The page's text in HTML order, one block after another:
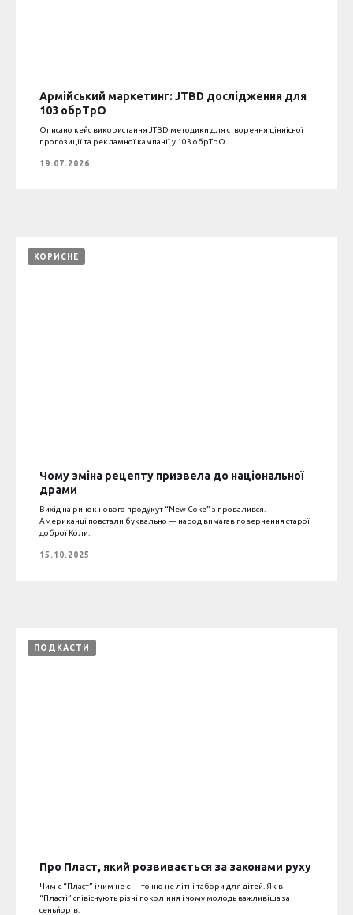
Армійський маркетинг: JTBD дослідження для
103 обрТрО
Описано кейс використання JTBD методики для створення ціннісної
пропозиції та рекламної кампанії у 103 обрТрО
19.07.2026
КОРИСНЕ
Чому зміна рецепту призвела до національної
драми
Вихід на ринок нового продукут “New Coke” з провалився.
Американці повстали буквально — народ вимагав повернення старої
доброї Коли.
15.10.2025
ПОДКАСТИ
Про Пласт, який розвивається за законами руху
Чим є “Пласт” і чим не є — точно не літні табори для дітей. Як в
“Пласті” співіснують різні покоління і чому молодь важливіша за
сеньйорів.